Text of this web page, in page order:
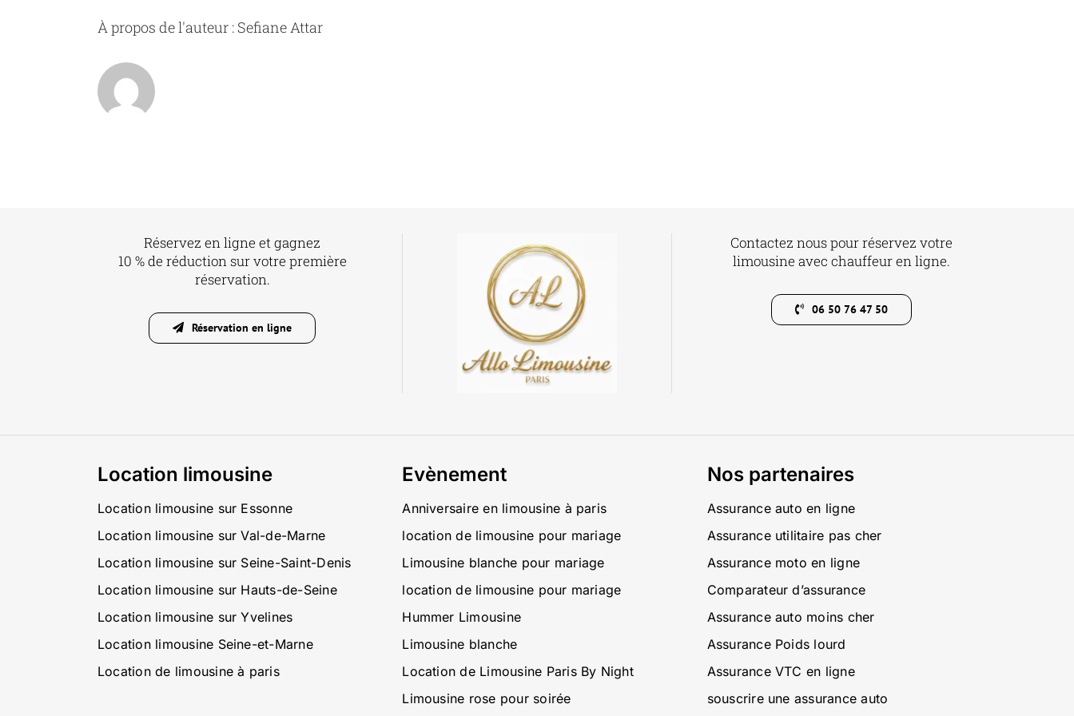
À propos de l'auteur : Sefiane Attar
Réservez en ligne et gagnez
10 % de réduction sur votre première
réservation.
Réservation en ligne
Contactez nous pour réservez votre
limousine avec chauffeur en ligne.
06 50 76 47 50
Location limousine
Location limousine sur Essonne
Location limousine sur Val-de-Marne
Location limousine sur Seine-Saint-Denis
Location limousine sur Hauts-de-Seine
Location limousine sur Yvelines
Location limousine Seine-et-Marne
Location de limousine à paris
Evènement
Anniversaire en limousine à paris
location de limousine pour mariage
Limousine blanche pour mariage
location de limousine pour mariage
Hummer Limousine
Limousine blanche
Location de Limousine Paris By Night
Limousine rose pour soirée
Nos partenaires
Assurance auto en ligne
Assurance utilitaire pas cher
Assurance moto en ligne
Comparateur d’assurance
Assurance auto moins cher
Assurance Poids lourd
Assurance VTC en ligne
souscrire une assurance auto